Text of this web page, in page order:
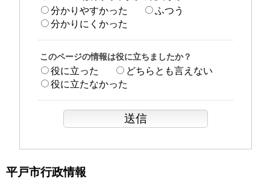
平戸市行政情報
分かりやすかった
ふつう
分かりにくかった
このページの情報は役に立ちましたか？
役に立った
どちらとも言えない
役に立たなかった